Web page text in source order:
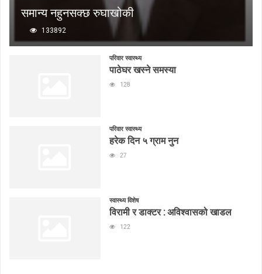
समान्य नहुनसक्छ रुघाखोकी
133892
परिवार स्वास्थ्य
पाठेघर खस्ने समस्या
128
परिवार स्वास्थ्य
हरेक दिन ५ ग्राम नुन
27
स्वास्थ्य विशेष
विरामी र डाक्टर : अविश्वासको खाडल
122